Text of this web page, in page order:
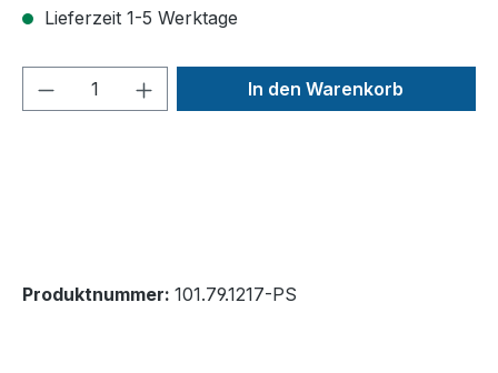
Lieferzeit 1-5 Werktage
Produkt Anzahl: Gib denIn den Warenkorb
Produktnummer: 101.79.1217-PS